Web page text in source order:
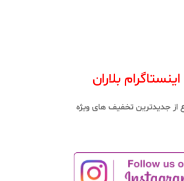
اینستاگرام بلاران
از جدیدترین تخفیف های ویژه